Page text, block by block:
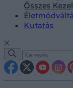
Összes
Kutatás